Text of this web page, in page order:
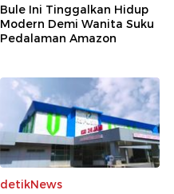
Bule Ini Tinggalkan Hidup
Modern Demi Wanita Suku
Pedalaman Amazon
detikNews